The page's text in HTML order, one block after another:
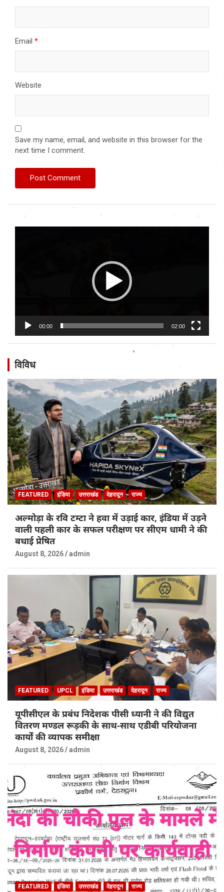
Email *
Website
Save my name, email, and website in this browser for the
next time I comment.
00:00 02:00
विविध
FEATURED इंडिया उत्तराखंड देहरादून राज्य
अल्मोड़ा के रवि टम्टा ने हवा में उड़ाई कार, इंडिया में उड़ने
वाली पहली कार के सफल परीक्षण पर सीएम धामी ने की
बधाई प्रेषित
August 8, 2026 admin
FEATURED UPCL इंडिया उत्तराखंड देहरादून राज्य
यूपीसीएल के प्रबंध निदेशक पीसी ध्यानी ने की विद्युत
वितरण मण्डल रूड़की के साथ-साथ एडीबी परियोजना
कार्यों की व्यापक समीक्षा
August 8, 2026 admin
FEATURED इंडिया उत्तराखंड देहरादून राज्य